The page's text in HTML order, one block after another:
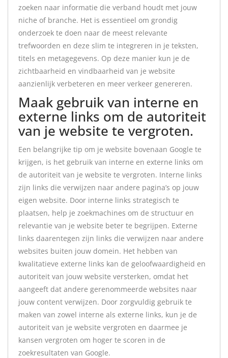
zoeken naar informatie die verband houdt met jouw
niche of branche. Het is essentieel om grondig
onderzoek te doen naar de meest relevante
trefwoorden en deze slim te integreren in je teksten,
titels en metagegevens. Op deze manier kun je de
zichtbaarheid en vindbaarheid van je website
aanzienlijk verbeteren en meer verkeer genereren.
Maak gebruik van interne en
externe links om de autoriteit
van je website te vergroten.
Een belangrijke tip om je website bovenaan Google te
krijgen, is het gebruik van interne en externe links om
de autoriteit van je website te vergroten. Interne links
zijn links die verwijzen naar andere pagina’s op jouw
eigen website. Door interne links strategisch te
plaatsen, help je zoekmachines om de structuur en
relevantie van je website beter te begrijpen. Externe
links daarentegen zijn links die verwijzen naar andere
websites buiten jouw domein. Het hebben van
kwalitatieve externe links kan de geloofwaardigheid en
autoriteit van jouw website versterken, omdat het
aangeeft dat andere gerenommeerde websites naar
jouw content verwijzen. Door zorgvuldig gebruik te
maken van zowel interne als externe links, kun je de
autoriteit van je website vergroten en daarmee je
kansen vergroten om hoger te scoren in de
zoekresultaten van Google.